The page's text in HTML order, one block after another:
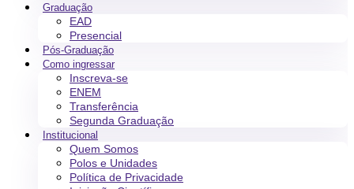
Graduação
EAD
Presencial
Pós-Graduação
Como ingressar
Inscreva-se
ENEM
Transferência
Segunda Graduação
Institucional
Quem Somos
Polos e Unidades
Política de Privacidade